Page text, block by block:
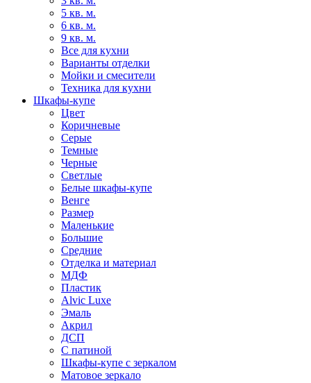
5 кв. м.
6 кв. м.
9 кв. м.
Все для кухни
Варианты отделки
Мойки и смесители
Техника для кухни
Шкафы-купе
Цвет
Коричневые
Серые
Темные
Черные
Светлые
Белые шкафы-купе
Венге
Размер
Маленькие
Большие
Средние
Отделка и материал
МДФ
Пластик
Alvic Luxe
Эмаль
Акрил
ДСП
С патиной
Шкафы-купе с зеркалом
Матовое зеркало